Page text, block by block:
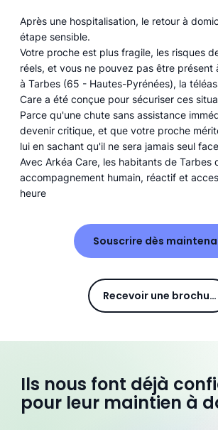
Après une hospitalisation, le retour à
étape sensible.
Votre proche est plus fragile, les risques
réels, et vous ne pouvez pas être présent
à Tarbes (65 - Hautes-Pyrénées), la
Care a été conçue pour sécuriser ces
Parce qu'une chute sans assistance
devenir critique, et que votre proche
lui en sachant qu'il ne sera jamais seul
Avec Arkéa Care, les habitants de Tarbes
accompagnement humain, réactif et
heure
Souscrire dès
Recevoir une brochure
Ils nous font déjà
pour leur maintien à